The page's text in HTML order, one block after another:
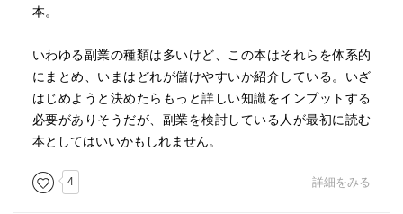
本。
いわゆる副業の種類は多いけど、この本はそれらを体系的
にまとめ、いまはどれが儲けやすいか紹介している。いざ
はじめようと決めたらもっと詳しい知識をインプットする
必要がありそうだが、副業を検討している人が最初に読む
本としてはいいかもしれません。
4 詳細をみる